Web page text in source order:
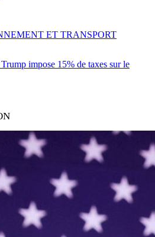
impose 15% de taxes sur le
ET TRANSPORT